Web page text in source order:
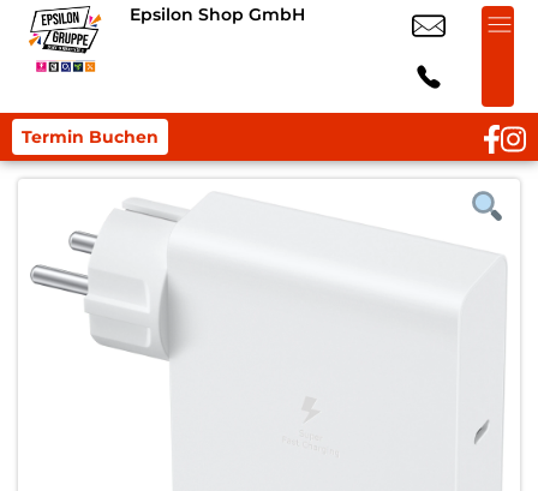
Epsilon Shop GmbH
Termin Buchen